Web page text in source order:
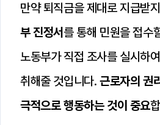
만약 퇴직금을 제대로 지급받
부 진정서 를 통해 민원을 접수
노동부가 직접 조사를 실시하
취해줄 것입니다. 근로자의 권
극적으로 행동하는 것이 중요